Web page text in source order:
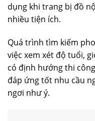
dụng khi trang bị đồ
nhiều tiện ích.
Quá trình tìm kiếm
việc xem xét độ tuổi,
có định hướng thi
đáp ứng tốt nhu cầu
ngơi như ý.